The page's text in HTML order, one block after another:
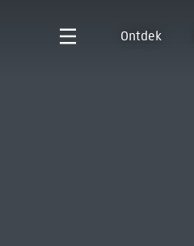
Ontdek